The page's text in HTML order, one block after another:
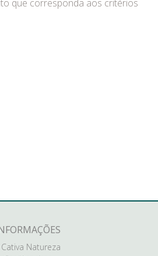
que corresponda aos critérios
Cativa Natureza